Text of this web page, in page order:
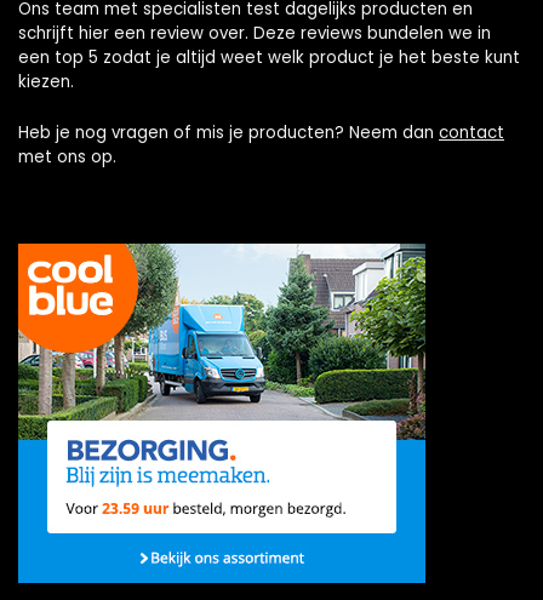
Ons team met specialisten test dagelijks producten en
schrijft hier een review over. Deze reviews bundelen we in
een top 5 zodat je altijd weet welk product je het beste kunt
kiezen.
Heb je nog vragen of mis je producten? Neem dan contact
met ons op.